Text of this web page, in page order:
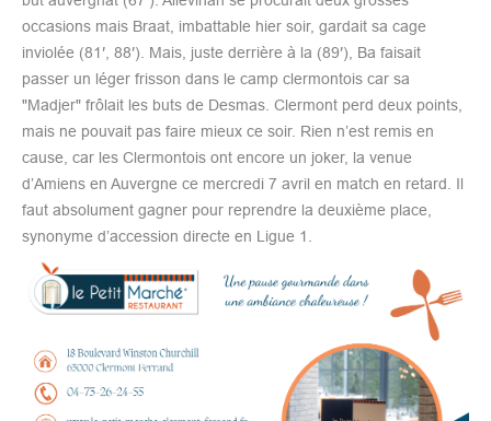
occasions mais Braat, imbattable hier soir, gardait sa cage
inviolée (81′, 88′). Mais, juste derrière à la (89′), Ba faisait
passer un léger frisson dans le camp clermontois car sa
"Madjer" frôlait les buts de Desmas. Clermont perd deux points,
mais ne pouvait pas faire mieux ce soir. Rien n’est remis en
cause, car les Clermontois ont encore un joker, la venue
d’Amiens en Auvergne ce mercredi 7 avril en match en retard. Il
faut absolument gagner pour reprendre la deuxième place,
synonyme d’accession directe en Ligue 1.